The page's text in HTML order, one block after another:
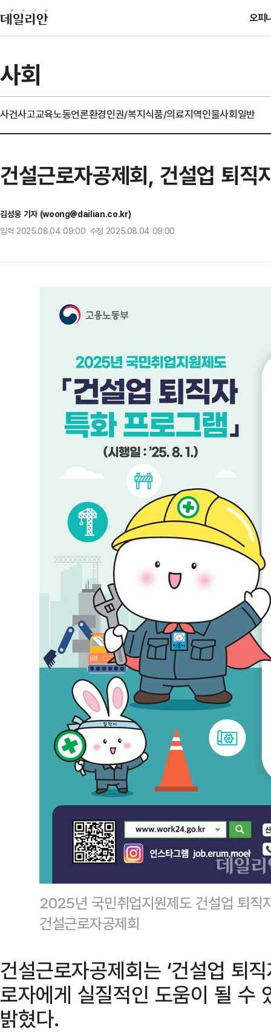
오피
사회
사건사고교육노동언론환경인권/복지식품/의료지역인물사회일반
건설근로자공제회, 건설업 퇴직
김성웅 기자 (woong@dailian.co.kr)
입력 2025.08.04 09:00 수정 2025.08.04 09:00
2025년 국민취업지원제도 건설업 퇴
건설근로자공제회
건설근로자공제회는 ‘건설업 퇴
로자에게 실질적인 도움이 될 수
밝혔다.